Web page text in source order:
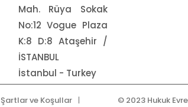
Mah. Rüya Sokak
No:12 Vogue Plaza
K:8 D:8 Ataşehir /
İSTANBUL
İstanbul - Turkey
Şartlar ve Koşullar
© 2023 Hukuk